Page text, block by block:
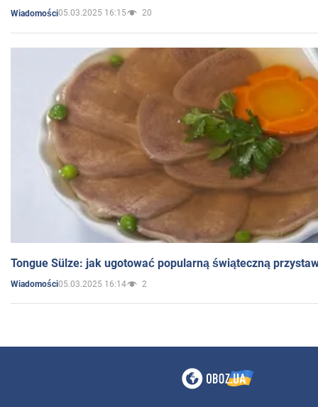
Wiadomości05.03.2025 16:15 20
Tongue Sülze: jak ugotować popularną świąteczną
Wiadomości05.03.2025 16:14 2